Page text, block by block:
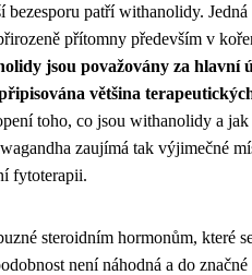
patří withanolidy. Jedná
přítomny především v
jsou považovány za hlavní
většina
toho, co jsou withanolidy a
zaujímá tak výjimečné
fytoterapii.
steroidním hormonům, které
není náhodná a do